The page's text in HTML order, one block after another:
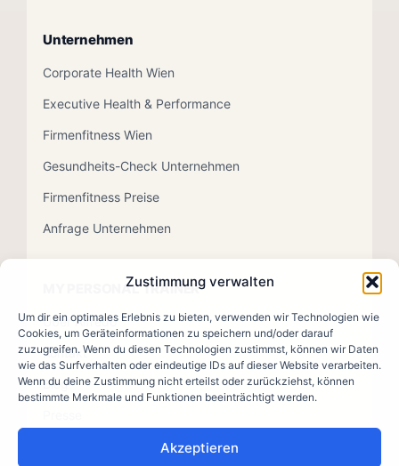
Zustimmung verwalten
Um dir ein optimales Erlebnis zu bieten, verwenden wir Technologien wie
Cookies, um Geräteinformationen zu speichern und/oder darauf
zuzugreifen. Wenn du diesen Technologien zustimmst, können wir Daten
wie das Surfverhalten oder eindeutige IDs auf dieser Website verarbeiten.
Wenn du deine Zustimmung nicht erteilst oder zurückziehst, können
bestimmte Merkmale und Funktionen beeinträchtigt werden.
Akzeptieren
Unternehmen
Corporate Health Wien
Executive Health & Performance
Firmenfitness Wien
Gesundheits-Check Unternehmen
Firmenfitness Preise
Anfrage Unternehmen
MY PERSONAL TRAINER
Über Alfredo
Kontakt
Blog